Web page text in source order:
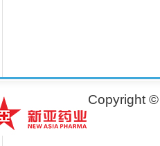
Copyright